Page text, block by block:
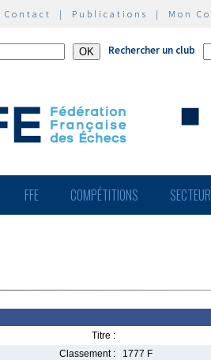
Contact | Publications | Mon
Rechercher un club
FFE COMPÉTITIONS
Titre :
Classement :
1777 F